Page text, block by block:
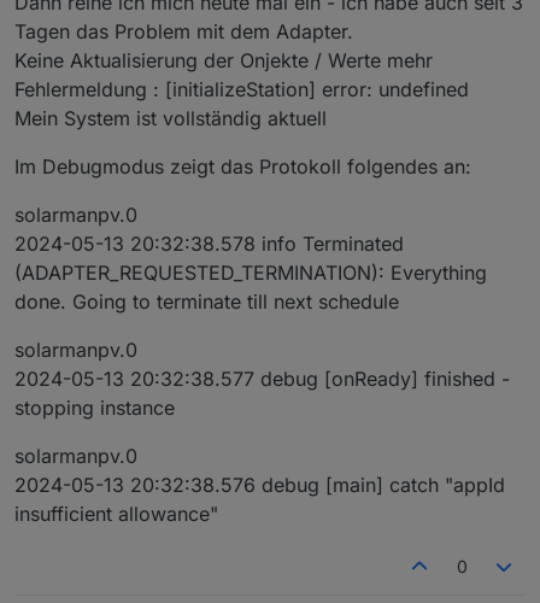
Tagen das Problem mit dem Adapter.
Keine Aktualisierung der Onjekte / Werte mehr
Fehlermeldung : [initializeStation] error: undefined
Mein System ist vollständig aktuell
Im Debugmodus zeigt das Protokoll folgendes an:
solarmanpv.0
2024-05-13 20:32:38.578 info Terminated
(ADAPTER_REQUESTED_TERMINATION): Everything
done. Going to terminate till next schedule
solarmanpv.0
2024-05-13 20:32:38.577 debug [onReady] finished -
stopping instance
solarmanpv.0
2024-05-13 20:32:38.576 debug [main] catch "appId
insufficient allowance"
0